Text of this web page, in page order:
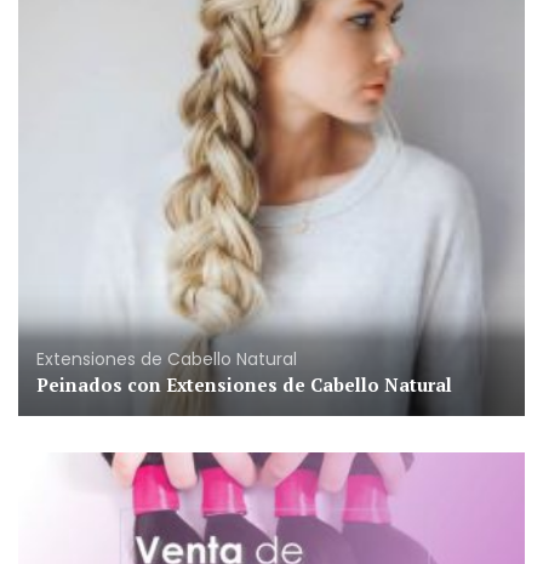
Extensiones de Cabello Natural
Peinados con Extensiones de Cabello Natural